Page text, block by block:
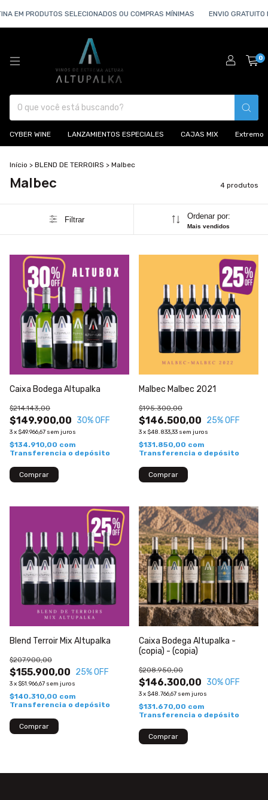
EM PRODUTOS SELECIONADOS OU COMPRAS MÍNIMAS ENVIO GRATUITO
0
CYBER WINE LANZAMIENTOS ESPECIALES CAJAS MIX Extremo
Início > BLEND DE TERROIRS > Malbec
Malbec 4 produtos
Filtrar Ordenar por:
Mais vendidos
Caixa Bodega Altupalka
$149.900,00
$214.143,00
30% OFF
3x $49.966,67 sem juros
$134.910,00 com
Transferencia o depósito
Malbec Malbec 2021
$146.500,00
$195.300,00
25% OFF
3x $48.833,33 sem juros
$131.850,00 com
Transferencia o depósito
Blend Terroir Mix Altupalka
$155.900,00
$207.900,00
25% OFF
3x $51.966,67 sem juros
$140.310,00 com
Transferencia o depósito
Caixa Bodega Altupalka -
(copia) - (copia)
$146.300,00
$208.950,00
30% OFF
3x $48.766,67 sem juros
$131.670,00 com
Transferencia o depósito